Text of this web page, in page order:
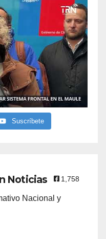
Suscríbete
Noticias 1,758
Nacional y